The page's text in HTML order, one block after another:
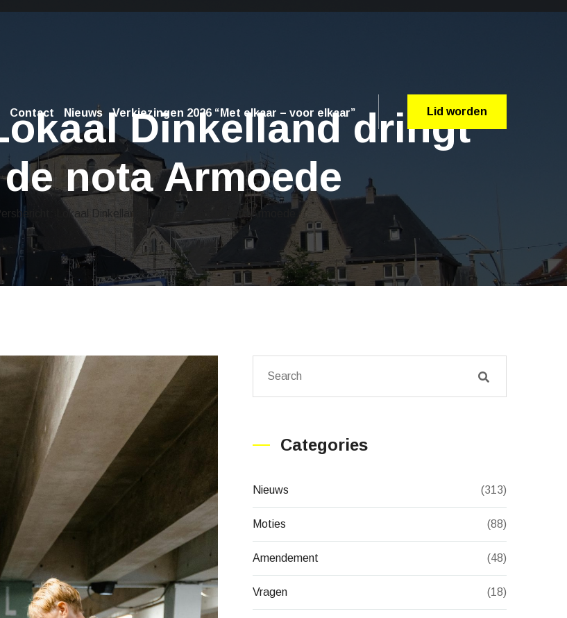
Contact Nieuws Verkiezingen 2026 “Met elkaar – voor elkaar” Lid worden
Dinkelland dringt
nota Armoede
Lokaal Dinkelland dringt aan op de nota Armoede
Categories
Nieuws (313)
Moties (88)
Amendement (48)
Vragen (18)